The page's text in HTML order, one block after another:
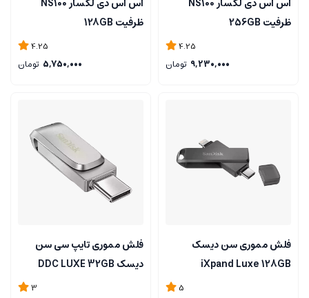
اس اس دی لکسار NS100
ظرفیت 256GB
4.25
9,230,000 تومان
اس اس دی لکسار NS100
ظرفیت 128GB
4.25
5,750,000 تومان
فلش مموری سن دیسک
iXpand Luxe 128GB
5
فلش مموری تایپ سی سن
دیسک DDC LUXE 32GB
3